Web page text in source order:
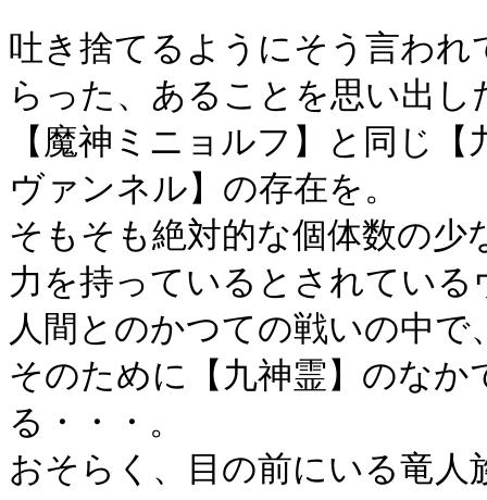
吐き捨てるようにそう言わ
らった、あることを思い出し
【魔神ミニョルフ】と同じ
ヴァンネル】の存在を。
そもそも絶対的な個体数の
力を持っているとされている
人間とのかつての戦いの中
そのために【九神霊】のな
る・・・。
おそらく、目の前にいる竜